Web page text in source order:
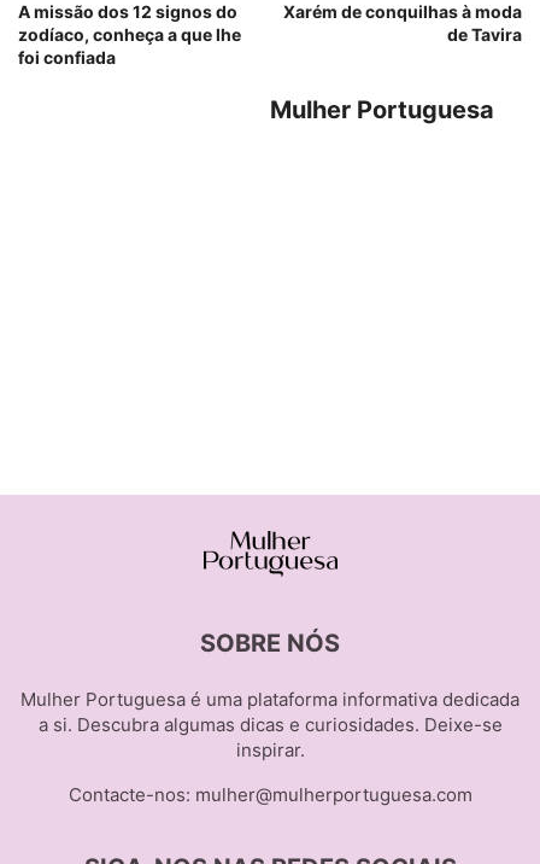
A missão dos 12 signos do
zodíaco, conheça a que lhe
foi confiada
Xarém de conquilhas à moda
de Tavira
Mulher Portuguesa
SOBRE NÓS
Mulher Portuguesa é uma plataforma informativa dedicada
a si. Descubra algumas dicas e curiosidades. Deixe-se
inspirar.
Contacte-nos: mulher@mulherportuguesa.com